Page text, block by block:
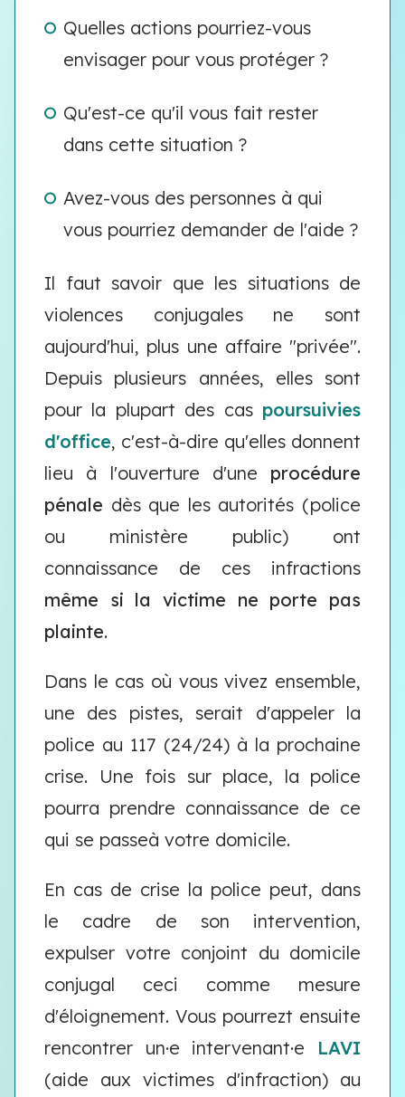
Quelles actions pourriez-vous
envisager pour vous protéger ?
Qu'est-ce qu'il vous fait rester
dans cette situation ?
Avez-vous des personnes à qui
vous pourriez demander de l'aide ?
Il faut savoir que les situations de
violences conjugales ne sont
aujourd'hui, plus une affaire "privée".
Depuis plusieurs années, elles sont
pour la plupart des cas poursuivies
d'office, c'est-à-dire qu'elles donnent
lieu à l'ouverture d'une procédure
pénale dès que les autorités (police
ou ministère public) ont
connaissance de ces infractions
même si la victime ne porte pas
plainte.
Dans le cas où vous vivez ensemble,
une des pistes, serait d'appeler la
police au 117 (24/24) à la prochaine
crise. Une fois sur place, la police
pourra prendre connaissance de ce
qui se passeà votre domicile.
En cas de crise la police peut, dans
le cadre de son intervention,
expulser votre conjoint du domicile
conjugal ceci comme mesure
d'éloignement. Vous pourrezt ensuite
rencontrer un­­·e intervenant·e LAVI
(aide aux victimes d'infraction) au